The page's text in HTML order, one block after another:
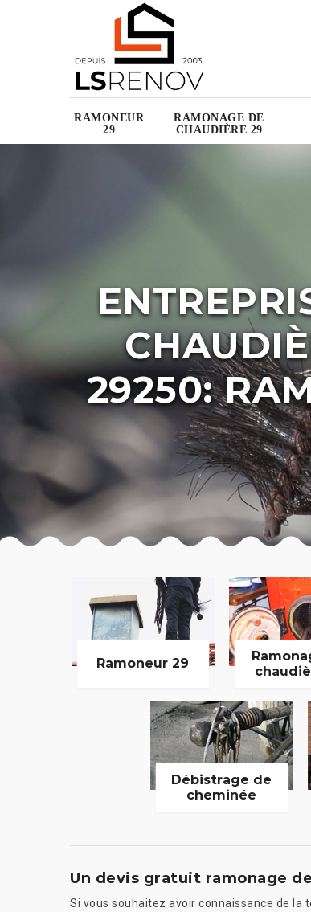
RAMONEUR
29
RAMONAGE DE
CHAUDIÈRE 29
29250:
Ramoneur 29
Débistrage de
cheminée
Un devis gratuit ramonage
Si vous souhaitez avoir connaissance de la